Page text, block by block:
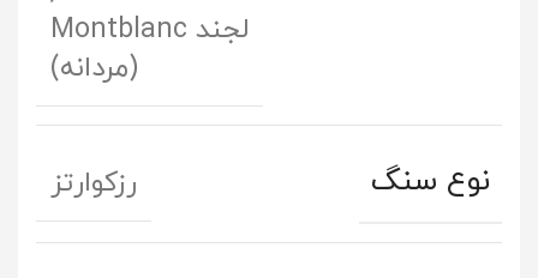
لجند Montblanc
(مردانه)
نوع سنگ رزکوارتز